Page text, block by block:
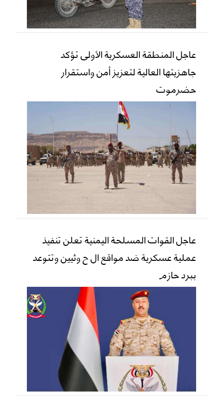
عاجل المنطقة العسكرية الأولى تؤكد
جاهزيتها العالية لتعزيز أمن واستقرار
حضرموت
عاجل القوات المسلحة اليمنية تعلن تنفيذ
عملية عسكرية ضد مواقع ال ح وثيين وتتوعد
ببرد حازم